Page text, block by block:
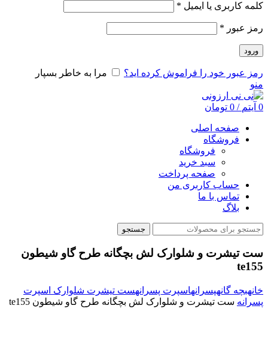
کلمه کاربری یا ایمیل *
رمز عبور *
ورود
رمز عبور خود را فراموش کرده اید؟
مرا به خاطر بسپار
منو
0 آیتم /
0 تومان
صفحه اصلی
فروشگاه
فروشگاه
سبد خرید
صفحه پرداخت
حساب کاربری من
تماس با ما
بلاگ
جستجو
ست تیشرت و شلوارک لش بچگانه طرح گاو شیطون
te155
خانهبچه گانهپسرانهاسپرت پسرانهست تیشرت شلوارک اسپرت
پسرانه ست تیشرت و شلوارک لش بچگانه طرح گاو شیطون te155